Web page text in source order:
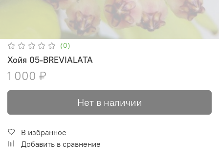
(0)
Хойя 05-BREVIALATA
1 000 ₽
Нет в наличии
В избранное
Добавить в сравнение